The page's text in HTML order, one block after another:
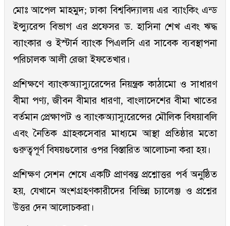
মোঃ আপেল মাহমুদ; ঢাকা বিশ্ববিদ্যালয় এর ব্যাংকিং এন্ড
ইন্স্যুরেন্স বিভাগ এর প্রফেসর ড. হাসিনা শেখ এবং ঋদ্ধ
ব্যাংকার ও ইস্টার্ন ব্যাংক পিএলসি এর সাবেক ব্যবস্থাপনা
পরিচালক আলী রেজা ইফতেখার।
প্রশিক্ষণে ব্যাংকঅ্যাস্যুরেন্সের নিয়ন্ত্রক কাঠামো ও সাধারণ
বীমা পণ্য, জীবন বীমার ধারণা, বাংলাদেশের বীমা খাতের
বর্তমান প্রেক্ষাপট ও ব্যাংকঅ্যাস্যুরেন্সের মৌলিক বিষয়াবলি
এবং নৈতিক গ্রাহকসেবার মাধ্যমে আস্থা প্রতিষ্ঠার মতো
গুরুত্বপূর্ণ বিষয়গুলোর ওপর বিস্তারিত আলোচনা করা হয়।
প্রশিক্ষণ সেশন শেষে একটি প্রাণবন্ত প্রশ্নোত্তর পর্ব অনুষ্ঠিত
হয়, যেখানে অংশগ্রহণকারীদের বিভিন্ন চ্যালেঞ্জ ও প্রশ্নের
উত্তর দেন আলোচকরা।